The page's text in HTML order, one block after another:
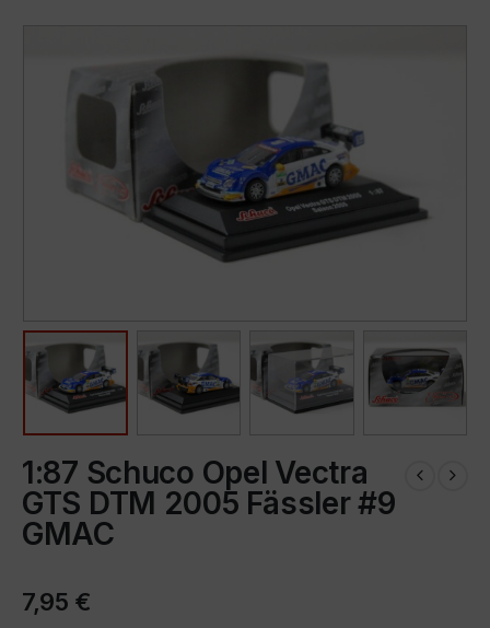
1:87 Schuco Opel Vectra
GTS DTM 2005 Fässler #9
GMAC
7,95 €